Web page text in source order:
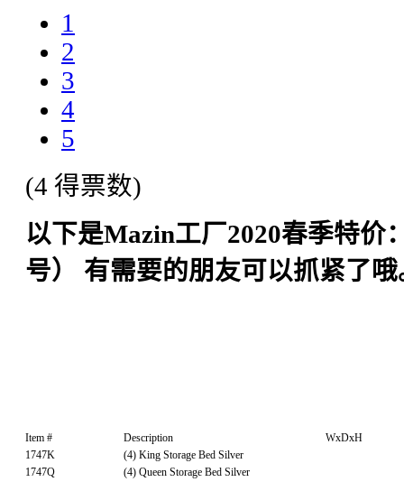
1
2
3
4
5
(4 得票数)
以下是Mazin工厂2020春季特价
号） 有需要的朋友可以抓紧了
Item # Description
WxDxH
1747K
(4) King Storage Bed Silver
1747Q
(4) Queen Storage Bed Silver